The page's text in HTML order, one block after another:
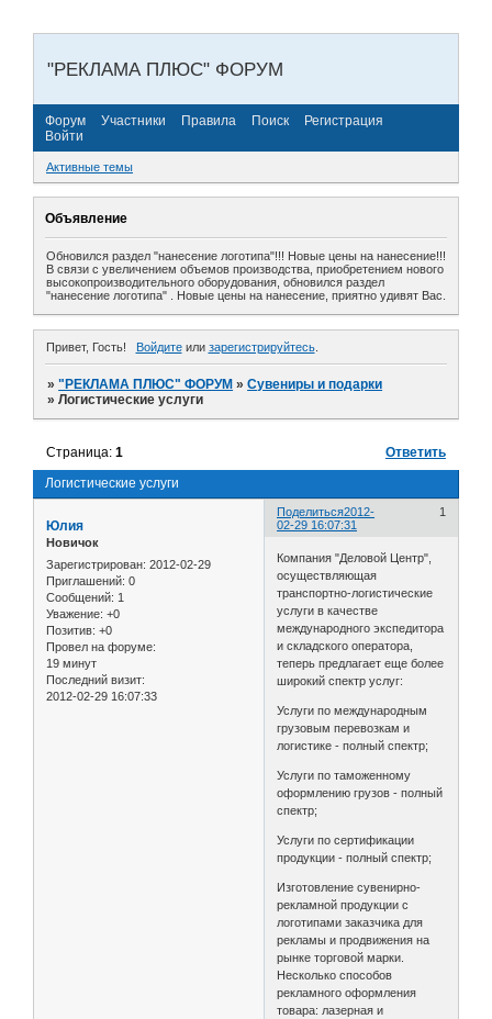
"РЕКЛАМА ПЛЮС" ФОРУМ
Форум Участники Правила Поиск
Регистрация
Войти
Активные темы
Объявление
Обновился раздел "нанесение логотипа"!!! Новые цены на нанесение!!!
В связи с увеличением объемов производства, приобретением нового
высокопроизводительного оборудования, обновился раздел
"нанесение логотипа" . Новые цены на нанесение, приятно удивят Вас.
Привет, Гость! Войдитеили зарегистрируйтесь.
»"РЕКЛАМА ПЛЮС" ФОРУМ »Сувениры и подарки
»Логистические услуги
Логистические услуги
Страница:1 Ответить
Поделиться 1
2012-
02-29 16:07:31
Юлия
Новичок
Зарегистрирован: 2012-02-29
Приглашений: 0
Сообщений: 1
Уважение: +0
Позитив: +0
Провел на форуме:
19 минут
Последний визит:
2012-02-29 16:07:33
Компания "Деловой Центр",
осуществляющая
транспортно-логистические
услуги в качестве
международного экспедитора
и складского оператора,
теперь предлагает еще более
широкий спектр услуг:
Услуги по международным
грузовым перевозкам и
логистике - полный спектр;
Услуги по таможенному
оформлению грузов - полный
спектр;
Услуги по сертификации
продукции - полный спектр;
Изготовление сувенирно-
рекламной продукции с
логотипами заказчика для
рекламы и продвижения на
рынке торговой марки.
Несколько способов
рекламного оформления
товара: лазерная и